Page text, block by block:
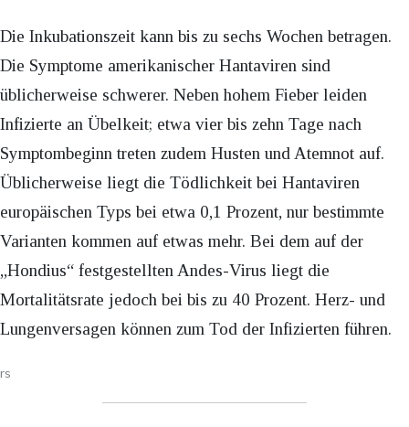
Die Inkubationszeit kann bis zu sechs Wochen betragen.
Die Symptome amerikanischer Hantaviren sind
üblicherweise schwerer. Neben hohem Fieber leiden
Infizierte an Übelkeit; etwa vier bis zehn Tage nach
Symptombeginn treten zudem Husten und Atemnot auf.
Üblicherweise liegt die Tödlichkeit bei Hantaviren
europäischen Typs bei etwa 0,1 Prozent, nur bestimmte
Varianten kommen auf etwas mehr. Bei dem auf der
„Hondius“ festgestellten Andes-Virus liegt die
Mortalitätsrate jedoch bei bis zu 40 Prozent. Herz- und
Lungenversagen können zum Tod der Infizierten führen.
rs